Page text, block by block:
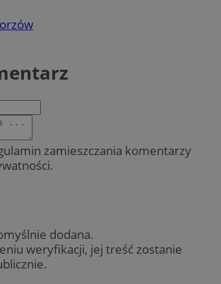
zamieszczania komentarzy
dodana.
weryfikacji, jej treść zostanie